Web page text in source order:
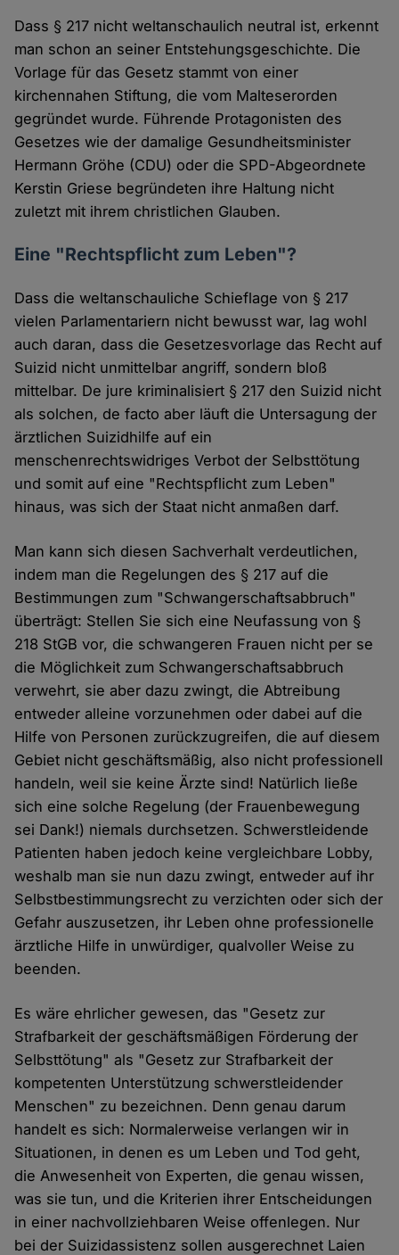
Dass § 217 nicht weltanschaulich neutral ist, erkennt
man schon an seiner Entstehungsgeschichte. Die
Vorlage für das Gesetz stammt von einer
kirchennahen Stiftung, die vom Malteserorden
gegründet wurde. Führende Protagonisten des
Gesetzes wie der damalige Gesundheitsminister
Hermann Gröhe (CDU) oder die SPD-Abgeordnete
Kerstin Griese begründeten ihre Haltung nicht
zuletzt mit ihrem christlichen Glauben.
Eine "Rechtspflicht zum Leben"?
Dass die weltanschauliche Schieflage von § 217
vielen Parlamentariern nicht bewusst war, lag wohl
auch daran, dass die Gesetzesvorlage das Recht auf
Suizid nicht unmittelbar angriff, sondern bloß
mittelbar. De jure kriminalisiert § 217 den Suizid nicht
als solchen, de facto aber läuft die Untersagung der
ärztlichen Suizidhilfe auf ein
menschenrechtswidriges Verbot der Selbsttötung
und somit auf eine "Rechtspflicht zum Leben"
hinaus, was sich der Staat nicht anmaßen darf.
Man kann sich diesen Sachverhalt verdeutlichen,
indem man die Regelungen des § 217 auf die
Bestimmungen zum "Schwangerschaftsabbruch"
überträgt: Stellen Sie sich eine Neufassung von §
218 StGB vor, die schwangeren Frauen nicht per se
die Möglichkeit zum Schwangerschaftsabbruch
verwehrt, sie aber dazu zwingt, die Abtreibung
entweder alleine vorzunehmen oder dabei auf die
Hilfe von Personen zurückzugreifen, die auf diesem
Gebiet nicht geschäftsmäßig, also nicht professionell
handeln, weil sie keine Ärzte sind! Natürlich ließe
sich eine solche Regelung (der Frauenbewegung
sei Dank!) niemals durchsetzen. Schwerstleidende
Patienten haben jedoch keine vergleichbare Lobby,
weshalb man sie nun dazu zwingt, entweder auf ihr
Selbstbestimmungsrecht zu verzichten oder sich der
Gefahr auszusetzen, ihr Leben ohne professionelle
ärztliche Hilfe in unwürdiger, qualvoller Weise zu
beenden.
Es wäre ehrlicher gewesen, das "Gesetz zur
Strafbarkeit der geschäftsmäßigen Förderung der
Selbsttötung" als "Gesetz zur Strafbarkeit der
kompetenten Unterstützung schwerstleidender
Menschen" zu bezeichnen. Denn genau darum
handelt es sich: Normalerweise verlangen wir in
Situationen, in denen es um Leben und Tod geht,
die Anwesenheit von Experten, die genau wissen,
was sie tun, und die Kriterien ihrer Entscheidungen
in einer nachvollziehbaren Weise offenlegen. Nur
bei der Suizidassistenz sollen ausgerechnet Laien